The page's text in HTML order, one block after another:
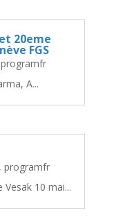
20eme
FGS
programfr
A...
programfr
10 mai...